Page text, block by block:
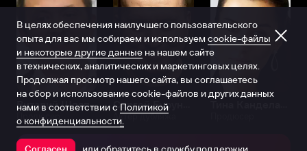
Виталий Шляппо
Продюсер Актёр дубляжа
В целях обеспечения наилучшего пользовательского
опыта для вас мы собираем и используем cookie-файлы
и некоторые другие данные на нашем сайте
в технических, аналитических и маркетинговых целях.
Продолжая просмотр нашего сайта, вы соглашаетесь
на сбор и использование cookie-файлов и других данных
нами в соответствии с Политикой
о конфиденциальности.